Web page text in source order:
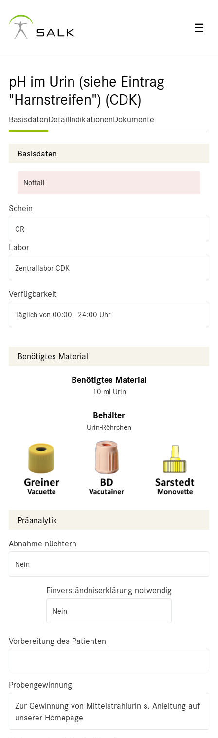
☰
pH im Urin (siehe Eintrag
"Harnstreifen") (CDK)
BasisdatenDetailIndikationenDokumente
Basisdaten
Notfall
Schein
CR
Labor
Zentrallabor CDK
Verfügbarkeit
Täglich von 00:00 - 24:00 Uhr
Benötigtes Material
Benötigtes Material
10 ml Urin
Behälter
Urin-Röhrchen
Präanalytik
Abnahme nüchtern
Nein
Einverständniserklärung notwendig
Nein
Vorbereitung des Patienten
Probengewinnung
Zur Gewinnung von Mittelstrahlurin s. Anleitung auf
unserer Homepage